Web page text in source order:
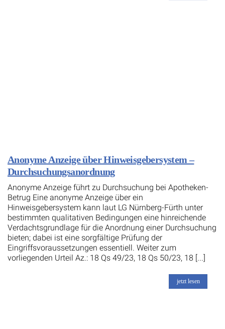
Anonyme Anzeige über Hinweisgebersystem –
Durchsuchungsanordnung
Anonyme Anzeige führt zu Durchsuchung bei Apotheken-
Betrug Eine anonyme Anzeige über ein
Hinweisgebersystem kann laut LG Nürnberg-Fürth unter
bestimmten qualitativen Bedingungen eine hinreichende
Verdachtsgrundlage für die Anordnung einer Durchsuchung
bieten; dabei ist eine sorgfältige Prüfung der
Eingriffsvoraussetzungen essentiell. Weiter zum
vorliegenden Urteil Az.: 18 Qs 49/23, 18 Qs 50/23, 18 [...]
jetzt lesen